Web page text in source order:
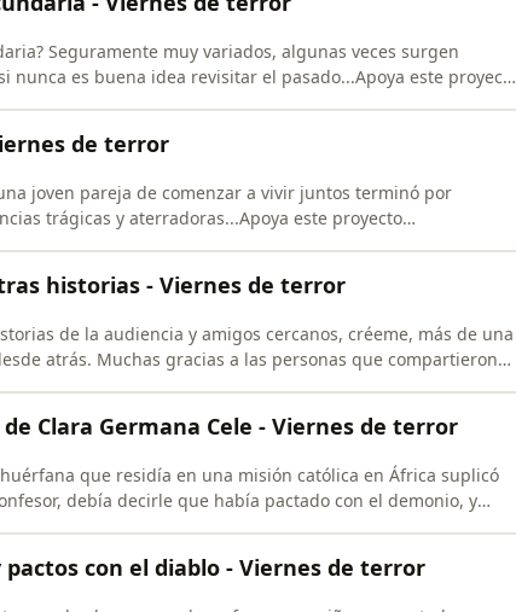
Inst
Seguramente muy variados, algunas veces surgen
nunca es buena idea revisitar el pasado...Apoya este proyecto
de terror
joven pareja de comenzar a vivir juntos terminó por
trágicas y aterradoras...Apoya este proyecto
historias - Viernes de terror
de la audiencia y amigos cercanos, créeme, más de una
atrás. Muchas gracias a las personas que compartieron
Clara Germana Cele - Viernes de terror
que residía en una misión católica en África suplicó
debía decirle que había pactado con el demonio, y
Instagram:https://www.instagram.
con el diablo - Viernes de terror